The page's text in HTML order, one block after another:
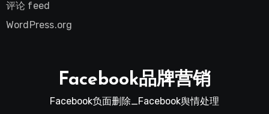
评论 feed
WordPress.org
Facebook品牌营销
Facebook负面删除_Facebook舆情处理